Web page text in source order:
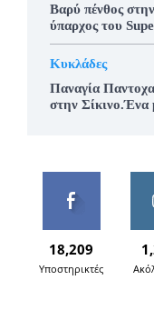
Βαρύ πένθος
ύπαρχος του
Κυκλάδες
Παναγία
στην Σίκινο.Ένα
18,209
Υποστηρικτές